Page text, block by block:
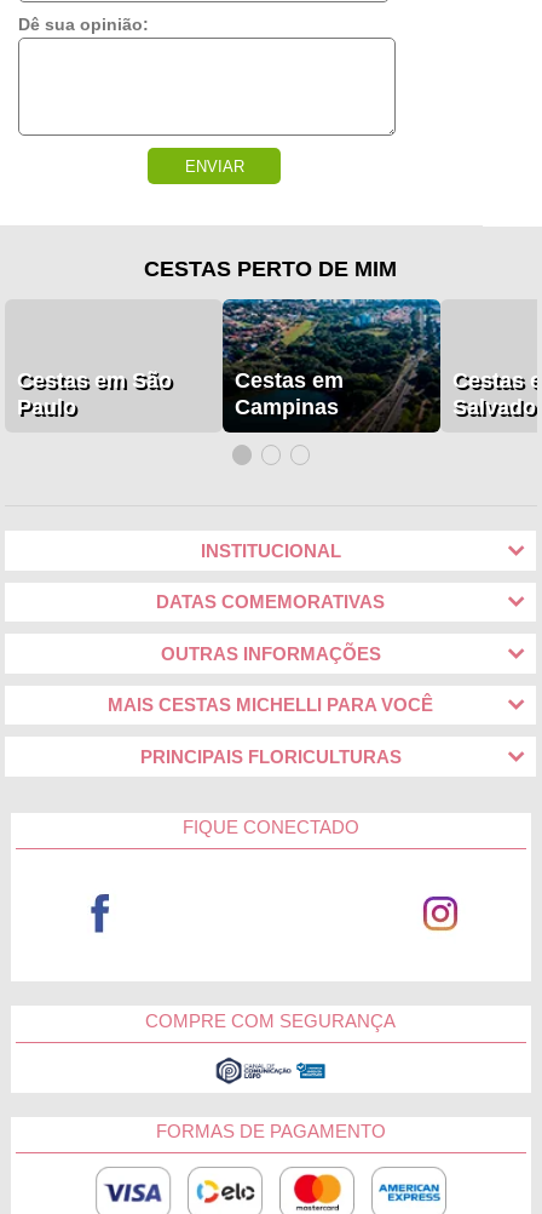
Dê sua opinião:
ENVIAR
CESTAS PERTO DE MIM
Cestas em São
Paulo
Cestas em
Campinas
Cestas
INSTITUCIONAL
DATAS COMEMORATIVAS
OUTRAS INFORMAÇÕES
MAIS CESTAS MICHELLI PARA VOCÊ
PRINCIPAIS FLORICULTURAS
FIQUE CONECTADO
COMPRE COM SEGURANÇA
FORMAS DE PAGAMENTO